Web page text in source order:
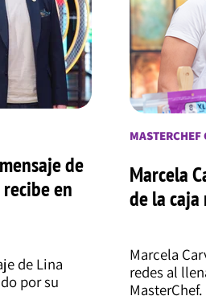
de
en
de Lina
por su
MASTERCHEF
Marcela
de la
Marcela
redes al
MasterChef.